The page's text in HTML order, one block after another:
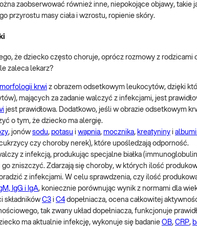
zaobserwować również inne, niepokojące objawy, takie
przyrostu masy ciała i wzrostu, ropienie skóry.
że dziecko często choruje, oprócz rozmowy z rodzicami
zaleca lekarz?
morfologii krwi z obrazem odsetkowym leukocytów, dzięki
mających za zadanie walczyć z infekcjami, jest
jest prawidłowa. Dodatkowo, jeśli w obrazie odsetkowym
o tym, że dziecko ma alergię.
, jonów sodu, potasu i wapnia, mocznika, kreatyniny i
czy choroby nerek), które upośledzają odporność.
z infekcją, produkując specjalne białka
zniszczyć. Zdarzają się choroby, w których ilość
z infekcjami. W celu sprawdzenia, czy ilość
IgG i IgA, koniecznie porównując wynik z normami dla
składników C3 i C4dopełniacza, ocena całkowitej
tak zwany układ dopełniacza, funkcjonuje
ma aktualnie infekcję, wykonuje się badanie OB, CRP,